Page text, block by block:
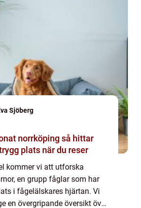
Sjöberg
norrköping så hittar
plats när du reser
kommer vi att utforska
en grupp fåglar som har
i fågelälskares hjärtan. Vi
en övergripande översikt över